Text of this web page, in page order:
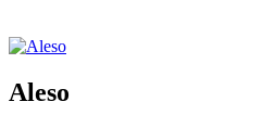
Aleso